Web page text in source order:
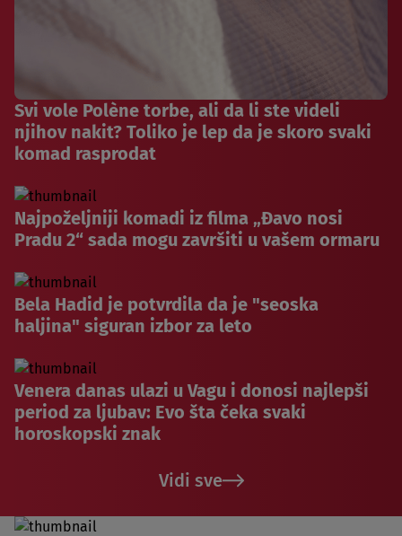
Svi vole Polène torbe, ali da li ste videli
njihov nakit? Toliko je lep da je skoro svaki
komad rasprodat
Najpoželjniji komadi iz filma „Đavo nosi
Pradu 2“ sada mogu završiti u vašem ormaru
Bela Hadid je potvrdila da je "seoska
haljina" siguran izbor za leto
Venera danas ulazi u Vagu i donosi najlepši
period za ljubav: Evo šta čeka svaki
horoskopski znak
Vidi sve